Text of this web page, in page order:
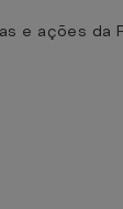
e ações da